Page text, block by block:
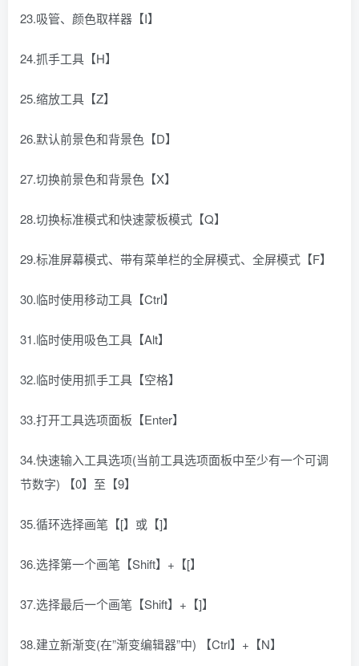
23.吸管、颜色取样器【I】
24.抓手工具【H】
25.缩放工具【Z】
26.默认前景色和背景色【D】
27.切换前景色和背景色【X】
28.切换标准模式和快速蒙板模式【Q】
29.标准屏幕模式、带有菜单栏的全屏模式、全屏模式【F】
30.临时使用移动工具【Ctrl】
31.临时使用吸色工具【Alt】
32.临时使用抓手工具【空格】
33.打开工具选项面板【Enter】
34.快速输入工具选项(当前工具选项面板中至少有一个可调
节数字) 【0】至【9】
35.循环选择画笔【[】或【]】
36.选择第一个画笔【Shift】+【[】
37.选择最后一个画笔【Shift】+【]】
38.建立新渐变(在”渐变编辑器”中) 【Ctrl】+【N】